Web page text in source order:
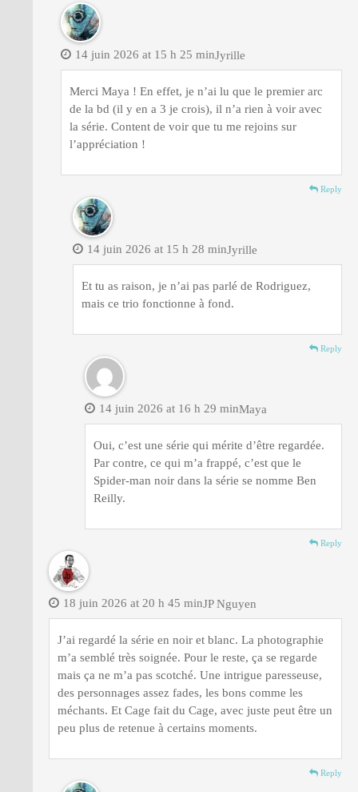
Jyrille
14 juin 2026 at 15 h 25 min
Merci Maya ! En effet, je n’ai lu que le premier arc
de la bd (il y en a 3 je crois), il n’a rien à voir avec
la série. Content de voir que tu me rejoins sur
l’appréciation !
Reply
Jyrille
14 juin 2026 at 15 h 28 min
Et tu as raison, je n’ai pas parlé de Rodriguez,
mais ce trio fonctionne à fond.
Reply
Maya
14 juin 2026 at 16 h 29 min
Oui, c’est une série qui mérite d’être regardée.
Par contre, ce qui m’a frappé, c’est que le
Spider-man noir dans la série se nomme Ben
Reilly.
Reply
JP Nguyen
18 juin 2026 at 20 h 45 min
J’ai regardé la série en noir et blanc. La photographie
m’a semblé très soignée. Pour le reste, ça se regarde
mais ça ne m’a pas scotché. Une intrigue paresseuse,
des personnages assez fades, les bons comme les
méchants. Et Cage fait du Cage, avec juste peut être un
peu plus de retenue à certains moments.
Reply